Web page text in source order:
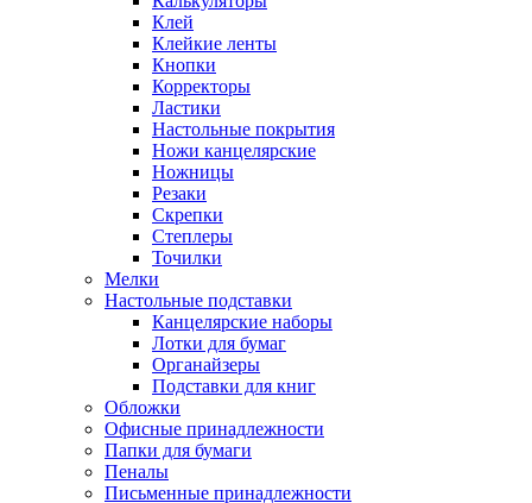
Клей
Клейкие ленты
Кнопки
Корректоры
Ластики
Настольные покрытия
Ножи канцелярские
Ножницы
Резаки
Скрепки
Степлеры
Точилки
Мелки
Настольные подставки
Канцелярские наборы
Лотки для бумаг
Органайзеры
Подставки для книг
Обложки
Офисные принадлежности
Папки для бумаги
Пеналы
Письменные принадлежности